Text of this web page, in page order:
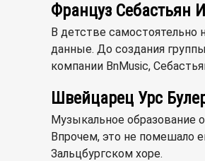
Француз Себастьян
В детстве самостоятельно
данные. До создания
компании BnMusic,
Швейцарец Урс
Музыкальное образование
Впрочем, это не помешало
Зальцбургском хоре.